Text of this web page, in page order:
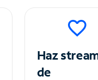
Haz
de